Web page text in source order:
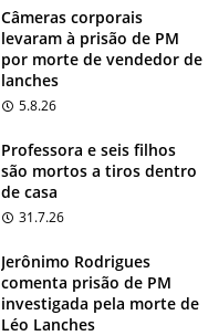
Câmeras corporais
levaram à prisão de PM
por morte de vendedor de
lanches
5.8.26
Professora e seis filhos
são mortos a tiros dentro
de casa
31.7.26
Jerônimo Rodrigues
comenta prisão de PM
investigada pela morte de
Léo Lanches